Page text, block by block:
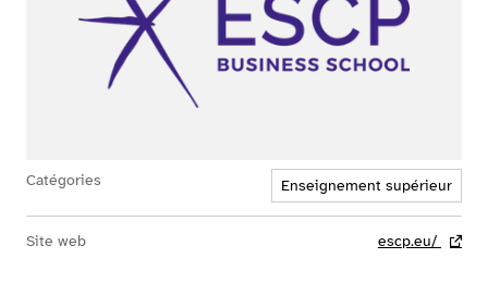
Catégories Enseignement supérieur
Site web escp.eu/ - lien